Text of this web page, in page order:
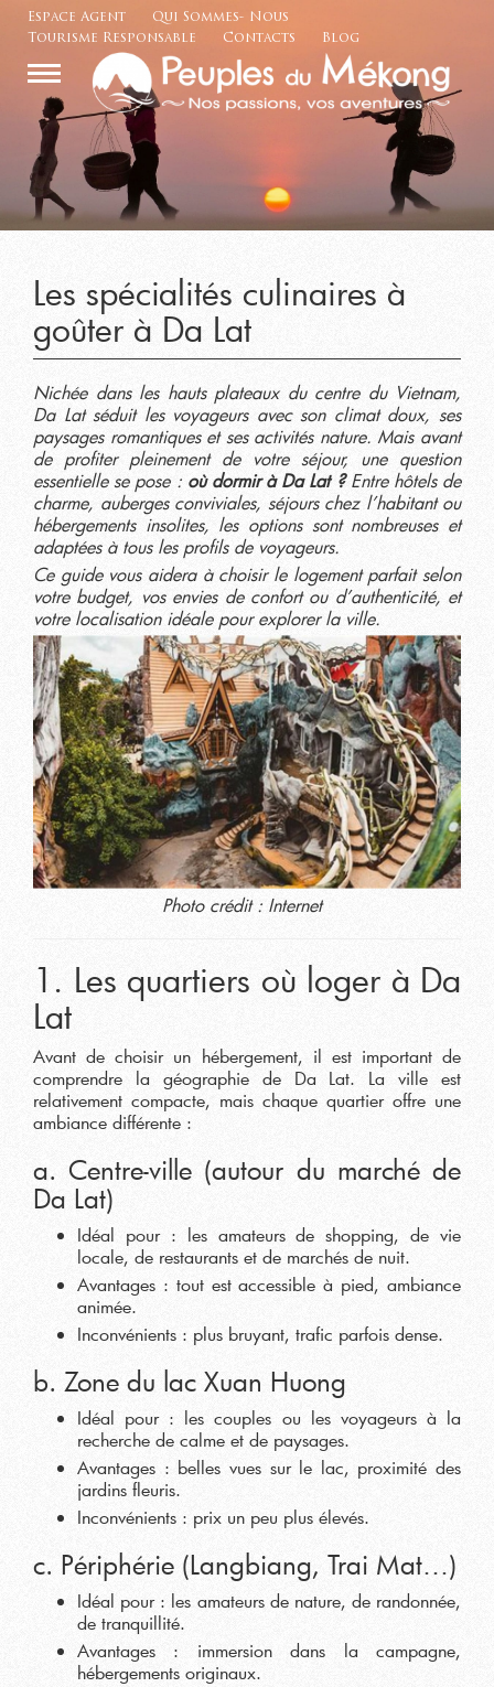
Espace Agent
Qui Sommes- Nous
Tourisme Responsable
Contacts Blog
Les spécialités culinaires à
goûter à Da Lat
Nichée dans les hauts plateaux du centre du Vietnam,
Da Lat séduit les voyageurs avec son climat doux, ses
paysages romantiques et ses activités nature. Mais avant
de profiter pleinement de votre séjour, une question
essentielle se pose : où dormir à Da Lat ?Entre hôtels de
charme, auberges conviviales, séjours chez l’habitant ou
hébergements insolites, les options sont nombreuses et
adaptées à tous les profils de voyageurs.
Ce guide vous aidera à choisir le logement parfait selon
votre budget, vos envies de confort ou d’authenticité, et
votre localisation idéale pour explorer la ville.
Photo crédit : Internet
1. Les quartiers où loger à Da
Lat
Avant de choisir un hébergement, il est important de
comprendre la géographie de Da Lat. La ville est
relativement compacte, mais chaque quartier offre une
ambiance différente :
a. Centre-ville (autour du marché de
Da Lat)
Idéal pour : les amateurs de shopping, de vie
locale, de restaurants et de marchés de nuit.
Avantages : tout est accessible à pied, ambiance
animée.
Inconvénients : plus bruyant, trafic parfois dense.
b. Zone du lac Xuan Huong
Idéal pour : les couples ou les voyageurs à la
recherche de calme et de paysages.
Avantages : belles vues sur le lac, proximité des
jardins fleuris.
Inconvénients : prix un peu plus élevés.
c. Périphérie (Langbiang, Trai Mat…)
Idéal pour : les amateurs de nature, de randonnée,
de tranquillité.
Avantages : immersion dans la campagne,
hébergements originaux.